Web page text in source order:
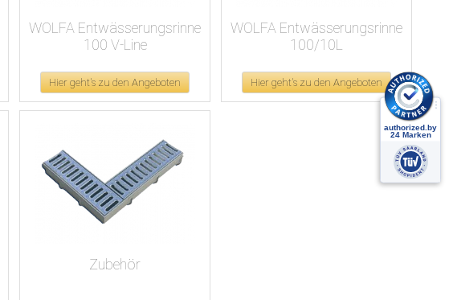
WOLFA Entwässerungsrinne
100 V-Line
Hier geht's zu den Angeboten
WOLFA Entwässerungsrinne
100/10L
Hier geht's zu den Angeboten
Zubehör